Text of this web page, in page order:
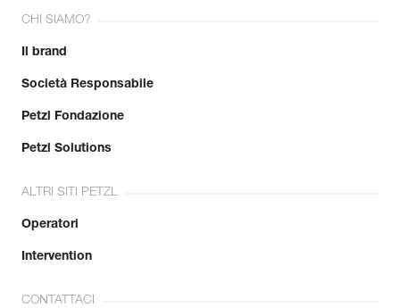
CHI SIAMO?
Il brand
Società Responsabile
Petzl Fondazione
Petzl Solutions
ALTRI SITI PETZL
Operatori
Intervention
CONTATTACI